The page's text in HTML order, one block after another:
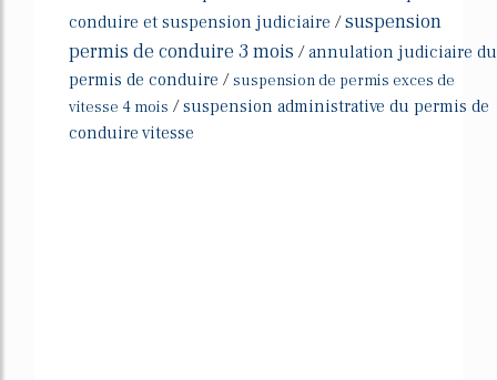
conduire et suspension judiciaire /suspension
permis de conduire 3 mois /annulation judiciaire du
permis de conduire /suspension de permis exces de
vitesse 4 mois /suspension administrative du permis de
conduire vitesse